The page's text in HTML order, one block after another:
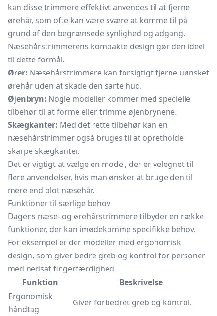
kan disse trimmere effektivt anvendes til at fjerne
ørehår, som ofte kan være svære at komme til på
grund af den begrænsede synlighed og adgang.
Næsehårstrimmerens kompakte design gør den ideel
til dette formål.
Ører: Næsehårstrimmere kan forsigtigt fjerne uønsket
ørehår uden at skade den sarte hud.
Øjenbryn: Nogle modeller kommer med specielle
tilbehør til at forme eller trimme øjenbrynene.
Skægkanter: Med det rette tilbehør kan en
næsehårstrimmer også bruges til at opretholde
skarpe skægkanter.
Det er vigtigt at vælge en model, der er velegnet til
flere anvendelser, hvis man ønsker at bruge den til
mere end blot næsehår.
Funktioner til særlige behov
Dagens næse- og ørehårstrimmere tilbyder en række
funktioner, der kan imødekomme specifikke behov.
For eksempel er der modeller med ergonomisk
design, som giver bedre greb og kontrol for personer
med nedsat fingerfærdighed.
Funktion
Beskrivelse
Ergonomisk
håndtag
Giver forbedret greb og kontrol.